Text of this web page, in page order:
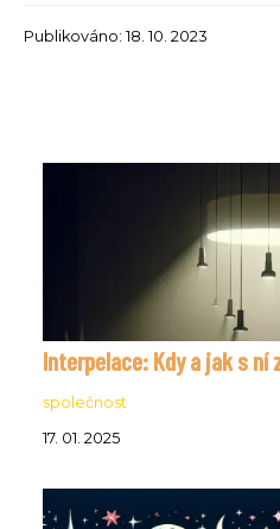
Publikováno: 18. 10. 2023
Interpelace: Kdy a jak s
společnost
17. 01. 2025